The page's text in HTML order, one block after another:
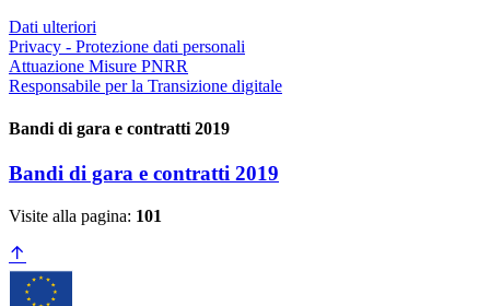
Dati ulteriori
Privacy - Protezione dati personali
Attuazione Misure PNRR
Responsabile per la Transizione digitale
Bandi di gara e contratti 2019
Bandi di gara e contratti 2019
Visite alla pagina: 101